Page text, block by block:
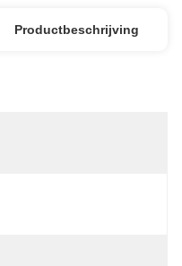
Productbeschrijving